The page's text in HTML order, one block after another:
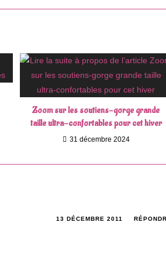
Zoom sur les soutiens-gorge grande
taille ultra-confortables pour cet hiver
31 décembre 2024
13 DÉCEMBRE 2011